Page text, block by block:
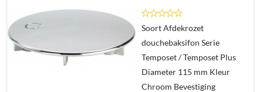
In
winkelmand
Soort Afdekrozet
douchebaksifon Serie
Temposet / Temposet Plus
Diameter 115 mm Kleur
Chroom Bevestiging